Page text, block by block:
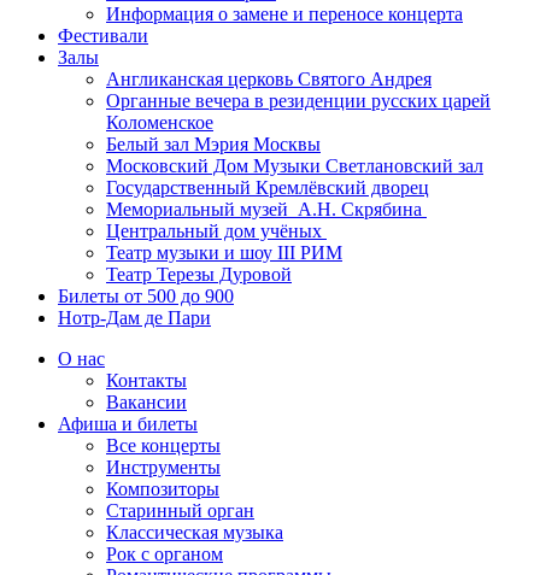
Информация о замене и переносе концерта
Фестивали
Залы
Англиканская церковь Святого Андрея
Органные вечера в резиденции русских царей
Коломенское
Белый зал Мэрия Москвы
Московский Дом Музыки Светлановский зал
Государственный Кремлёвский дворец
Мемориальный музей А.Н. Скрябина
Центральный дом учёных
Театр музыки и шоу III РИМ
Театр Терезы Дуровой
Билеты от 500 до 900
Нотр-Дам де Пари
О нас
Контакты
Вакансии
Афиша и билеты
Все концерты
Инструменты
Композиторы
Старинный орган
Классическая музыка
Рок с органом